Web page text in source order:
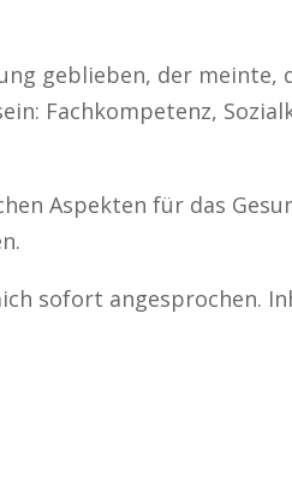
geblieben, der meinte,
Fachkompetenz,
Aspekten für das
sofort angesprochen.